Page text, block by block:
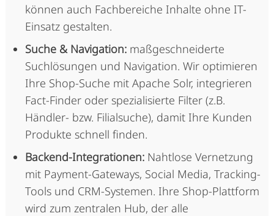
können auch Fachbereiche Inhalte ohne IT-
Einsatz gestalten.
Suche & Navigation:maßgeschneiderte
Suchlösungen und Navigation. Wir optimieren
Ihre Shop-Suche mit Apache Solr, integrieren
Fact-Finder oder spezialisierte Filter (z.B.
Händler- bzw. Filialsuche), damit Ihre Kunden
Produkte schnell finden.
Backend-Integrationen:Nahtlose Vernetzung
mit Payment-Gateways, Social Media, Tracking-
Tools und CRM-Systemen. Ihre Shop-Plattform
wird zum zentralen Hub, der alle